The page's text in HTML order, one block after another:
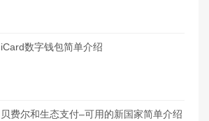
iCard数字钱包简单介绍
贝费尔和生态支付–可用的新国家简单介绍